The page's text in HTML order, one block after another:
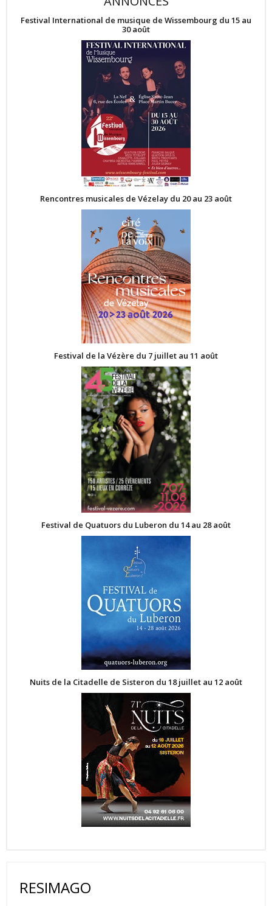
Festival International de musique de Wissembourg du 15 au
30 août
Rencontres musicales de Vézelay du 20 au 23 août
Festival de la Vézère du 7 juillet au 11 août
Festival de Quatuors du Luberon du 14 au 28 août
Nuits de la Citadelle de Sisteron du 18 juillet au 12 août
RESIMAGO